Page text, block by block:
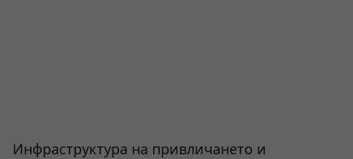
Инфраструктура на привличането и